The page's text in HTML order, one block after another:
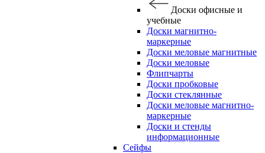
Доски офисные и
учебные
Доски магнитно-
маркерные
Доски меловые магнитные
Доски меловые
Флипчарты
Доски пробковые
Доски стеклянные
Доски меловые магнитно-
маркерные
Доски и стенды
информационные
Сейфы